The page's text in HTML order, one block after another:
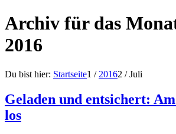
Archiv für das
2016
Du bist hier: Startseite1 / 20162 / Juli
Geladen und entsichert:
los